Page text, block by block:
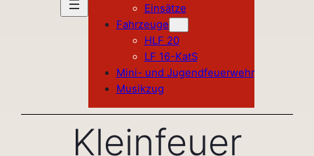
Einsätze
Fahrzeuge
HLF 20
LF 16-KatS
Mini- und Jugendfeuerwehr
Musikzug
Kleinfeuer